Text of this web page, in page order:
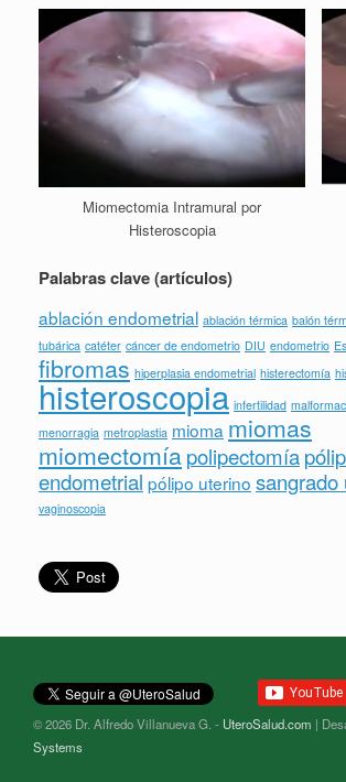
Miomectomia Intramural por
Histeroscopia
Palabras clave (artículos)
ablación endometrial ablación térmica balón
tubárica catéter cáncer de endometrio DIU endometrio
fibromas hiperplasia endometrial histerectomía
histeroscopia infertilidad
menorragia metroplastia mioma miomas
miomectomíapolipectomía
endometrial pólipo uterino sangrado
vaginoscopia
© 2026 Dr. Alfredo Villanueva G. - UteroSalud.com |
Systems